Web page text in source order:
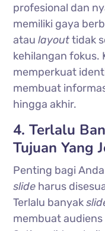
profesional dan
memiliki gaya
ataulayouttidak
kehilangan fokus.
memperkuat
membuat
hingga akhir.
4. Terlalu
Tujuan Yang
Penting bagi
slide harus
Terlalu banyak
membuat